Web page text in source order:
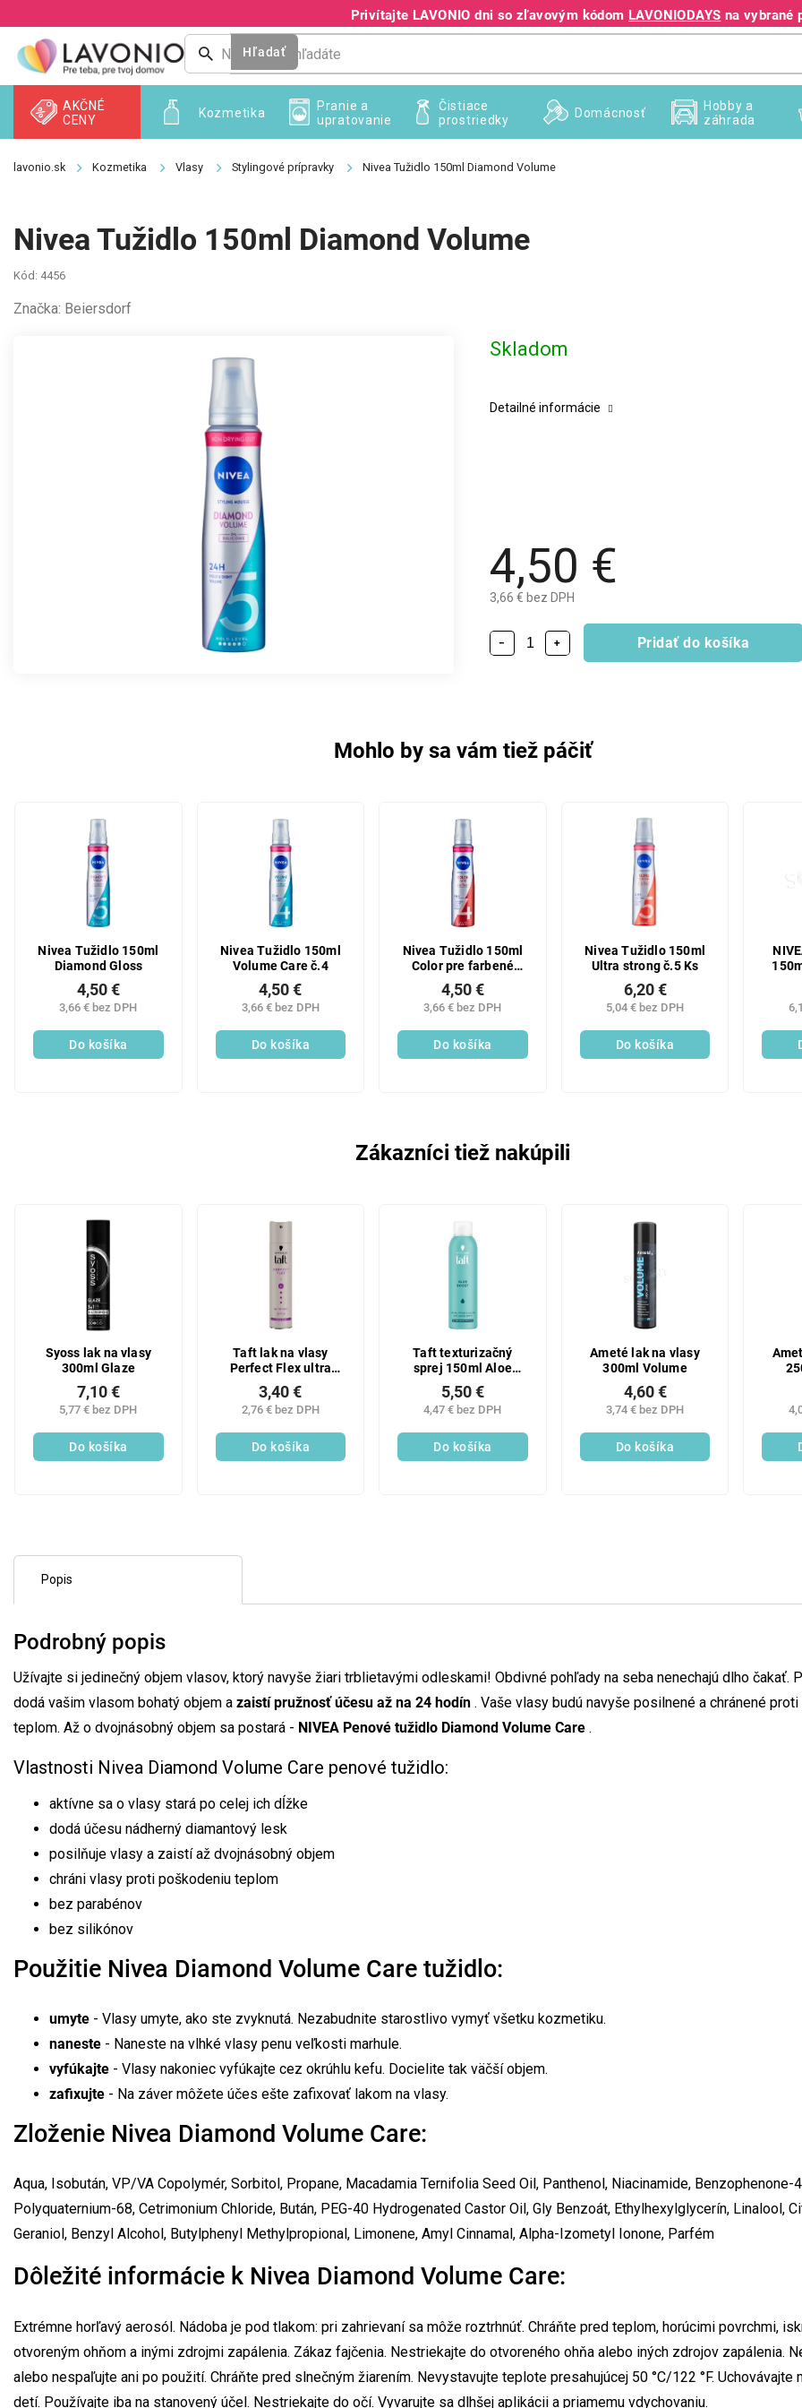
na
obsah
Privítajte LAVONIO dni so zľavovým kódom LAVONIODAYS na vybrané
+421 940 995 209
Hľadať
Kozmetika
AKČNÉ
CENY
Pranie a
upratovanie
Čistiace
prostriedky
Domácnosť
Hobby a
záhrada
Kozmetika Vlasy Stylingové prípravky Nivea Tužidlo 150ml Diamond Volume
Nivea Tužidlo 150ml Diamond Volume
Kód: 4456
Značka: Beiersdorf
4,50 €
3,66 € bez DPH
Skladom
+
− Pridať do košíka
Detailné informácie
Mohlo by sa vám tiež páčiť
Nivea Tužidlo 150ml
Diamond Gloss
3,66 € bez DPH
4,50 €
Do košíka
Nivea Tužidlo 150ml
Volume Care č.4
3,66 € bez DPH
4,50 €
Do košíka
Nivea Tužidlo 150ml
Color pre farbené
vlasy
3,66 € bez DPH
4,50 €
Do košíka
Nivea Tužidlo 150ml
Ultra strong č.5 Ks
5,04 € bez DPH
6,20 €
Do košíka
Zákazníci tiež nakúpili
Syoss lak na vlasy
300ml Glaze
5,77 € bez DPH
7,10 €
Do košíka
Taft lak na vlasy
Perfect Flex ultra
silná fixácia a
flexibilita 250 ml
2,76 € bez DPH
3,40 €
Do košíka
Taft texturizačný
sprej 150ml Aloe
Boost
4,47 € bez DPH
5,50 €
Do košíka
Ameté lak na vlasy
300ml Volume
3,74 € bez DPH
4,60 €
Do košíka
Popis
Podrobný popis
Užívajte si jedinečný objem vlasov, ktorý navyše žiari trblietavými odleskami! Obdivné pohľady na seba nenechajú dlho čakať.
dodá vašim vlasom bohatý objem a zaistí pružnosť účesu až na 24 hodín . Vaše vlasy budú navyše posilnené a chránené
teplom. Až o dvojnásobný objem sa postará - NIVEA Penové tužidlo Diamond Volume Care .
Vlastnosti Nivea Diamond Volume Care penové tužidlo:
aktívne sa o vlasy stará po celej ich dĺžke
dodá účesu nádherný diamantový lesk
posilňuje vlasy a zaistí až dvojnásobný objem
chráni vlasy proti poškodeniu teplom
bez parabénov
bez silikónov
Použitie Nivea Diamond Volume Care tužidlo:
umyte - Vlasy umyte, ako ste zvyknutá. Nezabudnite starostlivo vymyť všetku kozmetiku.
naneste - Naneste na vlhké vlasy penu veľkosti marhule.
vyfúkajte - Vlasy nakoniec vyfúkajte cez okrúhlu kefu. Docielite tak väčší objem.
zafixujte - Na záver môžete účes ešte zafixovať lakom na vlasy.
Zloženie Nivea Diamond Volume Care:
Aqua, Isobután, VP/VA Copolymér, Sorbitol, Propane, Macadamia Ternifolia Seed Oil, Panthenol, Niacinamide, Benzophenone-
Polyquaternium-68, Cetrimonium Chloride, Bután, PEG-40 Hydrogenated Castor Oil, Gly Benzoát, Ethylhexylglycerín, Linalool,
Geraniol, Benzyl Alcohol, Butylphenyl Methylpropional, Limonene, Amyl Cinnamal, Alpha-Izometyl Ionone, Parfém
Dôležité informácie k Nivea Diamond Volume Care:
Extrémne horľavý aerosól. Nádoba je pod tlakom: pri zahrievaní sa môže roztrhnúť. Chráňte pred teplom, horúcimi povrchmi,
otvoreným ohňom a inými zdrojmi zapálenia. Zákaz fajčenia. Nestriekajte do otvoreného ohňa alebo iných zdrojov zapálenia.
alebo nespaľujte ani po použití. Chráňte pred slnečným žiarením. Nevystavujte teplote presahujúcej 50 °C/122 °F. Uchovávajte
detí. Používajte iba na stanovený účel. Nestriekajte do očí. Vyvarujte sa dlhšej aplikácii a priamemu vdychovaniu.